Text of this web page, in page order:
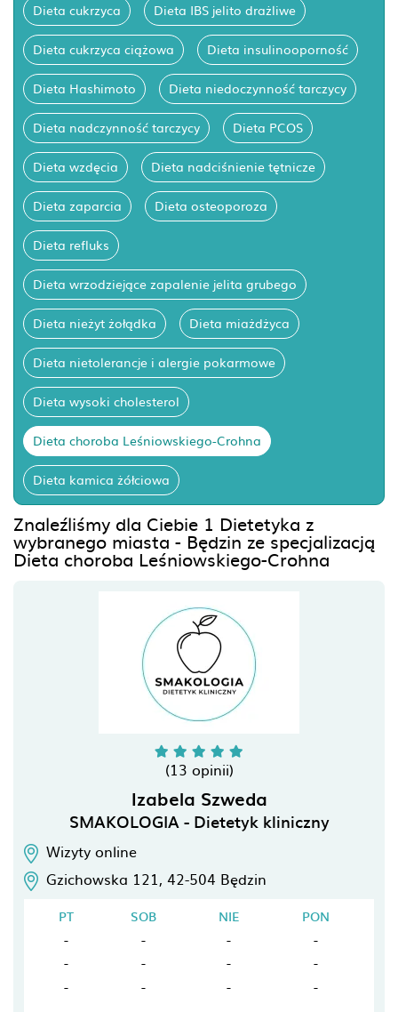
Dieta cukrzyca Dieta IBS jelito drażliwe
Dieta cukrzyca ciążowa Dieta insulinooporność
Dieta Hashimoto Dieta niedoczynność tarczycy
Dieta nadczynność tarczycy Dieta PCOS
Dieta wzdęcia Dieta nadciśnienie tętnicze
Dieta zaparcia Dieta osteoporoza
Dieta refluks
Dieta wrzodziejące zapalenie jelita grubego
Dieta nieżyt żołądka Dieta miażdżyca
Dieta nietolerancje i alergie pokarmowe
Dieta wysoki cholesterol
Dieta choroba Leśniowskiego-Crohna
Dieta kamica żółciowa
Znaleźliśmy dla Ciebie 1 Dietetyka z
wybranego miasta - Będzin ze specjalizacją
Dieta choroba Leśniowskiego-Crohna
(13 opinii)
Izabela Szweda
SMAKOLOGIA - Dietetyk kliniczny
Wizyty online
Gzichowska 121, 42-504 Będzin
PT SOB NIE
PON
-
- -
-
-
- -
-
-
- -
-